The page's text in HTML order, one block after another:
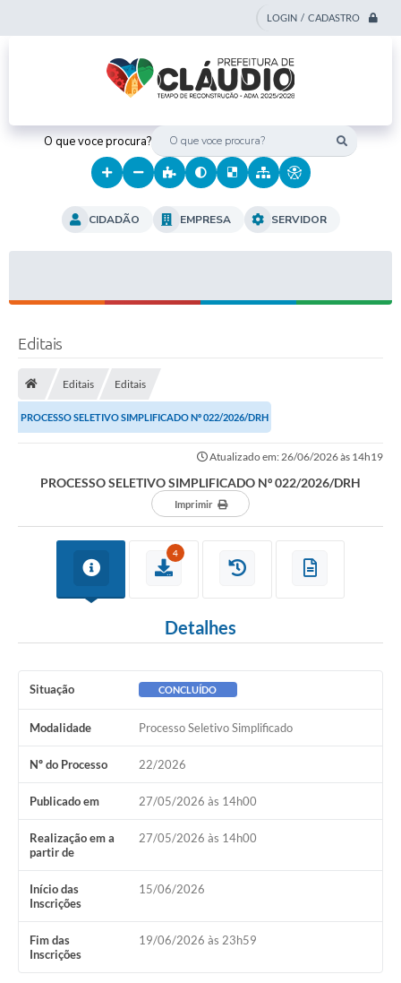
LOGIN / CADASTRO
O que voce procura?
CIDADÃO EMPRESA SERVIDOR
Editais
Editais Editais
PROCESSO SELETIVO SIMPLIFICADO Nº 022/2026/DRH
Atualizado em: 26/06/2026 às 14h19
PROCESSO SELETIVO SIMPLIFICADO Nº 022/2026/DRH
Imprimir
4
Detalhes
Situação CONCLUÍDO
Modalidade Processo Seletivo Simplificado
Nº do Processo 22/2026
Publicado em 27/05/2026 às 14h00
Realização em a
partir de
27/05/2026 às 14h00
Início das
Inscrições
15/06/2026
Fim das
Inscrições
19/06/2026 às 23h59